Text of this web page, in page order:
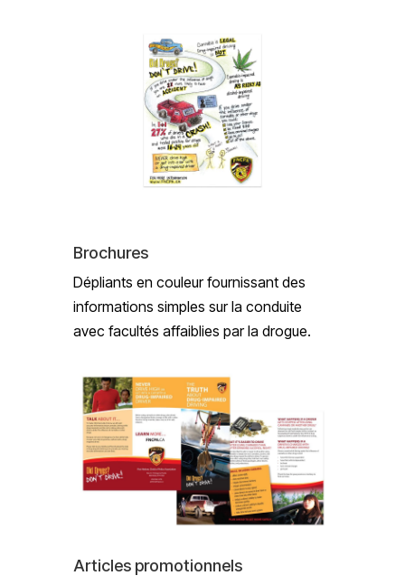
Brochures
Dépliants en couleur fournissant des
informations simples sur la conduite
avec facultés affaiblies par la drogue.
Articles promotionnels